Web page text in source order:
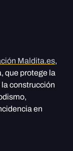
Maldita.es,
que protege la
construcción
en